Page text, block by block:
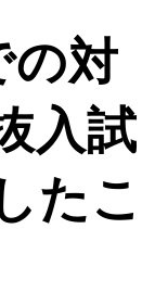
対
入試
たこ